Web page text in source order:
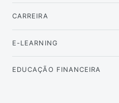
CARREIRA
E-LEARNING
EDUCAÇÃO FINANCEIRA